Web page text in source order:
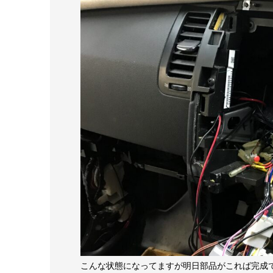
こんな状態になってますが明日部品がこれば完成